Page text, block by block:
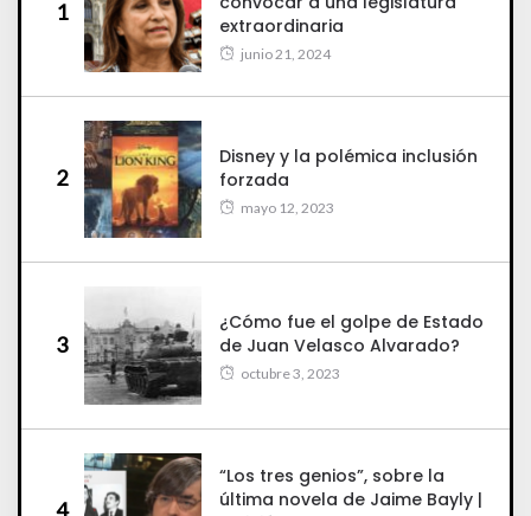
1
extraordinaria
junio 21, 2024
2
Disney y la polémica inclusión
forzada
mayo 12, 2023
3
¿Cómo fue el golpe de Estado
de Juan Velasco Alvarado?
octubre 3, 2023
4
“Los tres genios”, sobre la
última novela de Jaime Bayly |